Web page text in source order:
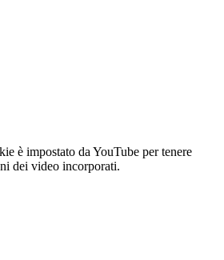
è impostato da YouTube per tenere
dei video incorporati.